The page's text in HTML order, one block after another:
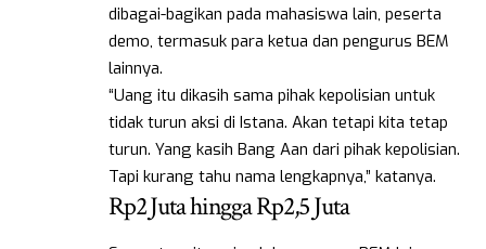
dibagai-bagikan pada mahasiswa lain, peserta
demo, termasuk para ketua dan pengurus BEM
lainnya.
“Uang itu dikasih sama pihak kepolisian untuk
tidak turun aksi di Istana. Akan tetapi kita tetap
turun. Yang kasih Bang Aan dari pihak kepolisian.
Tapi kurang tahu nama lengkapnya,” katanya.
Rp2 Juta hingga Rp2,5 Juta